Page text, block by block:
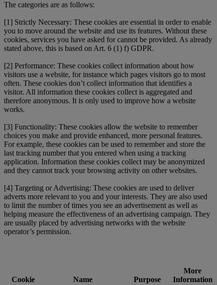
The categories are as follows:
[1] Strictly Necessary: These cookies are essential in order to enable
you to move around the website and use its features. Without these
cookies, services you have asked for cannot be provided. As already
stated above, this is based on Art. 6 (1) f) GDPR.
[2] Performance: These cookies collect information about how
visitors use a website, for instance which pages visitors go to most
often. These cookies don’t collect information that identifies a
visitor. All information these cookies collect is aggregated and
therefore anonymous. It is only used to improve how a website
works.
[3] Functionality: These cookies allow the website to remember
choices you make and provide enhanced, more personal features.
For example, these cookies can be used to remember and store the
last tracking number that you entered when using a tracking
application. Information these cookies collect may be anonymized
and they cannot track your browsing activity on other websites.
[4] Targeting or Advertising: These cookies are used to deliver
adverts more relevant to you and your interests. They are also used
to limit the number of times you see an advertisement as well as
helping measure the effectiveness of an advertising campaign. They
are usually placed by advertising networks with the website
operator’s permission.
Cookie Name Purpose
More
Information